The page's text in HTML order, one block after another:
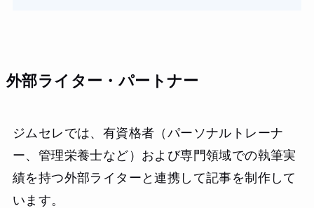
外部ライター・パートナー
ジムセレでは、有資格者（パーソナルトレーナ
ー、管理栄養士など）および専門領域での執筆実
績を持つ外部ライターと連携して記事を制作して
います。